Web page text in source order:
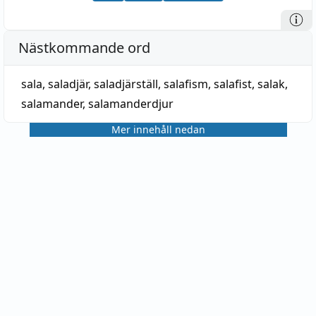
Nästkommande ord
sala, saladjär, saladjärställ, salafism, salafist, salak,
salamander, salamanderdjur
Mer innehåll nedan